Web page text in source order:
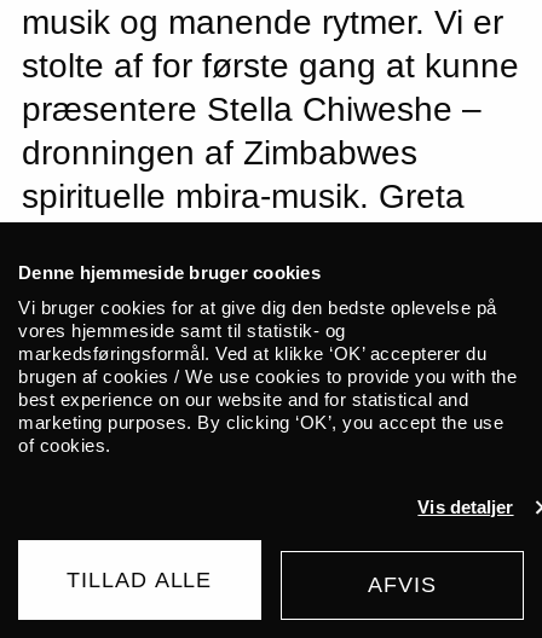
Denne hjemmeside bruger cookies
Vi bruger cookies for at give dig den bedste oplevelse på
vores hjemmeside samt til statistik- og
markedsføringsformål. Ved at klikke ‘OK’ accepterer du
brugen af cookies / We use cookies to provide you with the
best experience on our website and for statistical and
marketing purposes. By clicking ‘OK’, you accept the use
of cookies.
Vis detaljer
TILLAD ALLE AFVIS
musik og manende rytmer. Vi er
stolte af for første gang at kunne
præsentere Stella Chiweshe –
dronningen af Zimbabwes
spirituelle mbira-musik. Greta
OBS! Det er med stor beklagelse, at vi må
meddele, at Les Filles de Illighadad på
grund af corona-pandemien har været
nødt til at aflyse deres koncert på ALICE
30/11. Vi arbejder på en ny dato med
stadig koncert og Greta Eacott er tilføjet
som support. Havde man købt billet
specifikt for at opleve Les Filles de